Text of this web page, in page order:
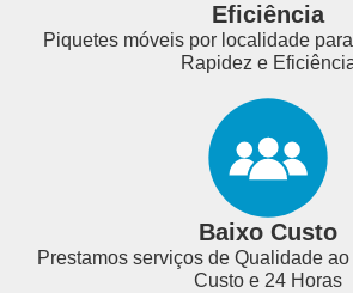
Eficiência
Piquetes móveis por localidade
Rapidez e
Baixo Custo
Prestamos serviços de Qualidade
Custo e 24 Horas